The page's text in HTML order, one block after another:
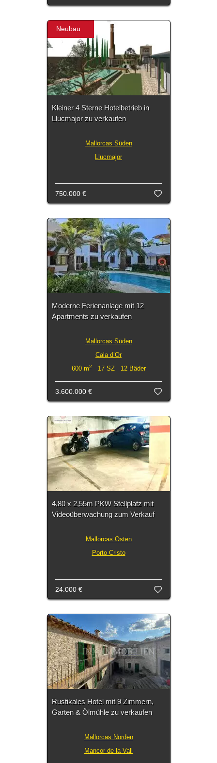
Neubau
Kleiner 4 Sterne Hotelbetrieb in
Llucmajor zu verkaufen
Mallorcas Süden
Llucmajor
750.000 €
Moderne Ferienanlage mit 12
Apartments zu verkaufen
Mallorcas Süden
Cala d’Or
600 m2 17 SZ 12 Bäder
3.600.000 €
4,80 x 2,55m PKW Stellplatz mit
Videoüberwachung zum Verkauf
Mallorcas Osten
Porto Cristo
24.000 €
Rustikales Hotel mit 9 Zimmern,
Garten & Ölmühle zu verkaufen
Mallorcas Norden
Mancor de la Vall